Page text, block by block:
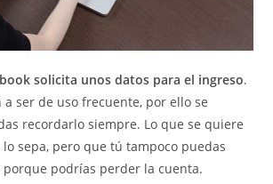
solicita unos datos para el ingreso.
a ser de uso frecuente, por ello se
recordarlo siempre. Lo que se quiere
sepa, pero que tú tampoco puedas
podrías perder la cuenta.